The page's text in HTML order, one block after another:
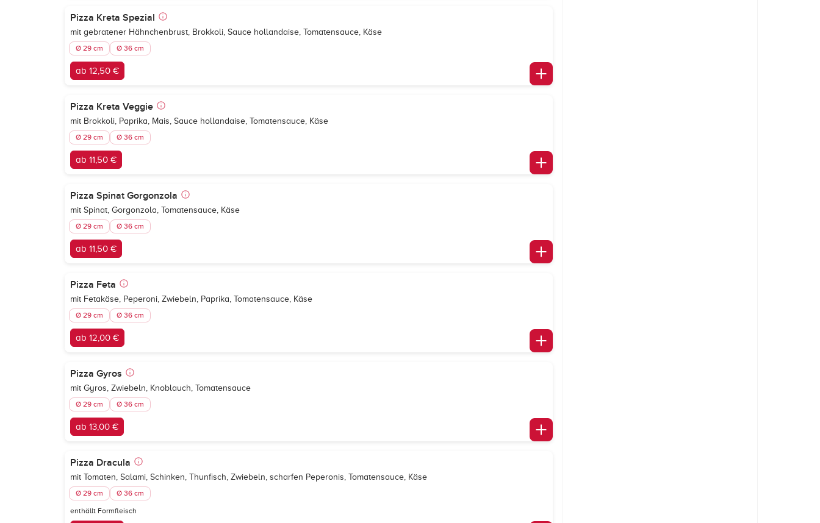
Pizza Kreta Spezial
mit gebratener Hähnchenbrust, Brokkoli, Sauce hollandaise, Tomatensauce, Käse
Ø 29 cm Ø 36 cm
ab 12,50 €
Pizza Kreta Veggie
mit Brokkoli, Paprika, Mais, Sauce hollandaise, Tomatensauce, Käse
Ø 29 cm Ø 36 cm
ab 11,50 €
Pizza Spinat Gorgonzola
mit Spinat, Gorgonzola, Tomatensauce, Käse
Ø 29 cm Ø 36 cm
ab 11,50 €
Pizza Feta
mit Fetakäse, Peperoni, Zwiebeln, Paprika, Tomatensauce, Käse
Ø 29 cm Ø 36 cm
ab 12,00 €
Pizza Gyros
mit Gyros, Zwiebeln, Knoblauch, Tomatensauce
Ø 29 cm Ø 36 cm
ab 13,00 €
Pizza Dracula
mit Tomaten, Salami, Schinken, Thunfisch, Zwiebeln, scharfen Peperonis, Tomatensauce, Käse
Ø 29 cm Ø 36 cm
enthällt Formfleisch